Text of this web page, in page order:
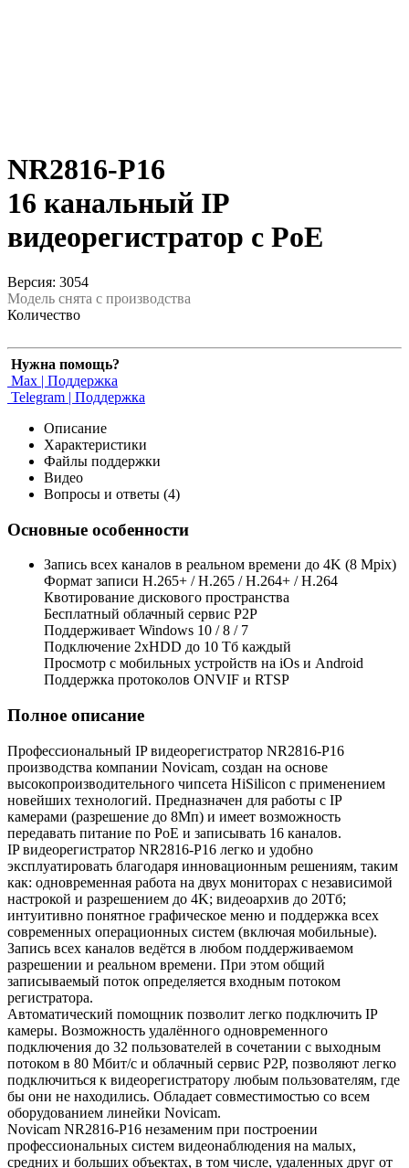
NR2816-P16
16 канальный IP
видеорегистратор c PoE
Версия: 3054
Модель снята с производства
Количество
Нужна помощь?
Max | Поддержка
Telegram | Поддержка
Описание
Характеристики
Файлы поддержки
Видео
Вопросы и ответы (4)
Основные особенности
Запись всех каналов в реальном времени до 4K (8 Mpix)
Формат записи H.265+ / H.265 / H.264+ / H.264
Квотирование дискового пространства
Бесплатный облачный сервис Р2Р
Поддерживает Windows 10 / 8 / 7
Подключение 2xHDD до 10 Тб каждый
Просмотр с мобильных устройств на iOs и Android
Поддержка протоколов ONVIF и RTSP
Полное описание
Профессиональный IP видеорегистратор NR2816-P16
производства компании Novicam, создан на основе
высокопроизводительного чипсета HiSilicon с применением
новейших технологий. Предназначен для работы с IP
камерами (разрешение до 8Мп) и имеет возможность
передавать питание по PoE и записывать 16 каналов.
IP видеорегистратор NR2816-P16 легко и удобно
эксплуатировать благодаря инновационным решениям, таким
как: одновременная работа на двух мониторах с независимой
настрокой и разрешением до 4K; видеоархив до 20Тб;
интуитивно понятное графическое меню и поддержка всех
современных операционных систем (включая мобильные).
Запись всех каналов ведётся в любом поддерживаемом
разрешении и реальном времени. При этом общий
записываемый поток определяется входным потоком
регистратора.
Автоматический помощник позволит легко подключить IP
камеры. Возможность удалённого одновременного
подключения до 32 пользователей в сочетании с выходным
потоком в 80 Мбит/с и облачный сервис P2P, позволяют легко
подключиться к видеорегистратору любым пользователям, где
бы они не находились. Обладает совместимостью со всем
оборудованием линейки Novicam.
Novicam NR2816-P16 незаменим при построении
профессиональных систем видеонаблюдения на малых,
средних и больших объектах, в том числе, удаленных друг от